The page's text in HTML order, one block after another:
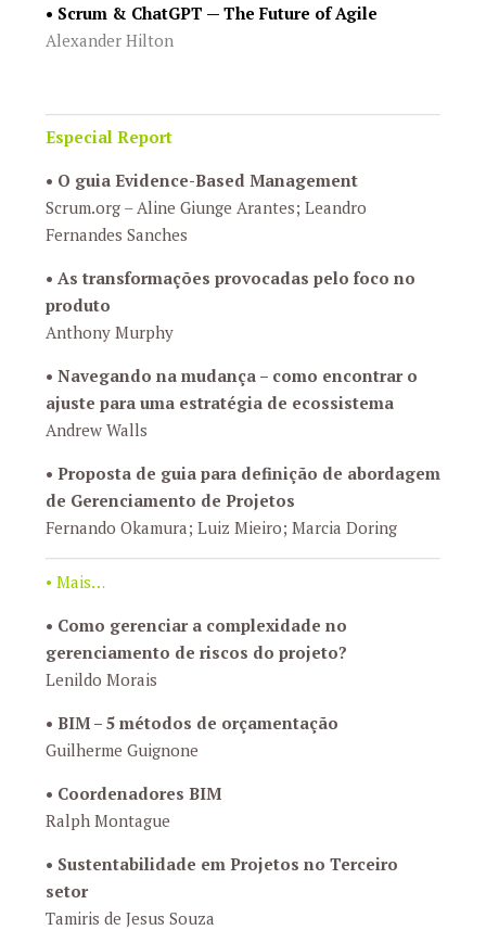
• Scrum & ChatGPT — The Future of Agile
Alexander Hilton
Especial Report
• O guia Evidence-Based Management
Scrum.org – Aline Giunge Arantes; Leandro
Fernandes Sanches
• As transformações provocadas pelo foco no
produto
Anthony Murphy
• Navegando na mudança – como encontrar o
ajuste para uma estratégia de ecossistema
Andrew Walls
• Proposta de guia para definição de abordagem
de Gerenciamento de Projetos
Fernando Okamura; Luiz Mieiro; Marcia Doring
• Mais…
• Como gerenciar a complexidade no
gerenciamento de riscos do projeto?
Lenildo Morais
• BIM – 5 métodos de orçamentação
Guilherme Guignone
• Coordenadores BIM
Ralph Montague
• Sustentabilidade em Projetos no Terceiro
setor
Tamiris de Jesus Souza